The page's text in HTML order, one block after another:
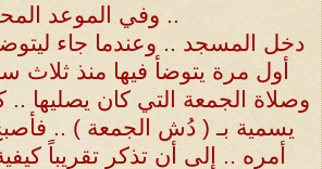
وفي الموعد المحدد ..
دخل المسجد .. وعندما جاء
أول مرة يتوضأ فيها منذ ثلاث
وصلاة الجمعة التي كان يصليها ..
يسمية بـ ( دُش الجمعة ) ..
أمره .. إلى أن تذكر تقريباً